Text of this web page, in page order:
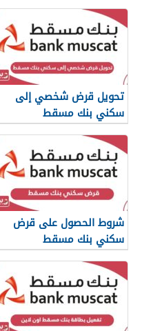
تحويل قرض شخصي إلى
سكني بنك مسقط
شروط الحصول على قرض
سكني بنك مسقط